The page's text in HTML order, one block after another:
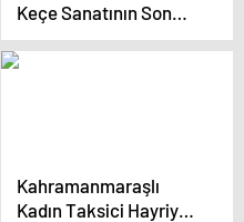
Keçe Sanatının Son
Temsilcisi: Hayri
Geceyatar
Kahramanmaraşlı
Kadın Taksici Hayriye